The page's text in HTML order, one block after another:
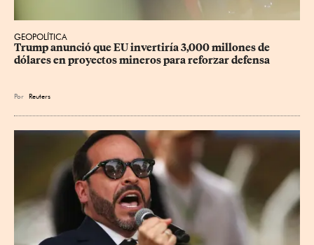
GEOPOLÍTICA
Trump anunció que EU invertiría 3,000 millones de
dólares en proyectos mineros para reforzar defensa
Por Reuters